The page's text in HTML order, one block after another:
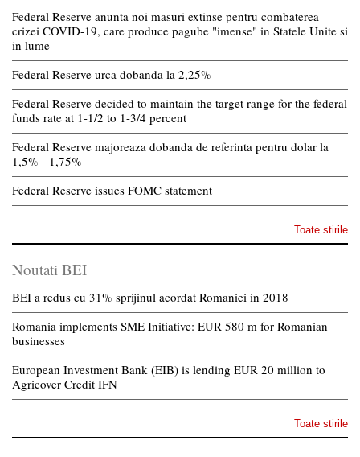
Federal Reserve anunta noi masuri extinse pentru combaterea
crizei COVID-19, care produce pagube "imense" in Statele Unite si
in lume
Federal Reserve urca dobanda la 2,25%
Federal Reserve decided to maintain the target range for the federal
funds rate at 1-1/2 to 1-3/4 percent
Federal Reserve majoreaza dobanda de referinta pentru dolar la
1,5% - 1,75%
Federal Reserve issues FOMC statement
Toate stirile
Noutati BEI
BEI a redus cu 31% sprijinul acordat Romaniei in 2018
Romania implements SME Initiative: EUR 580 m for Romanian
businesses
European Investment Bank (EIB) is lending EUR 20 million to
Agricover Credit IFN
Toate stirile